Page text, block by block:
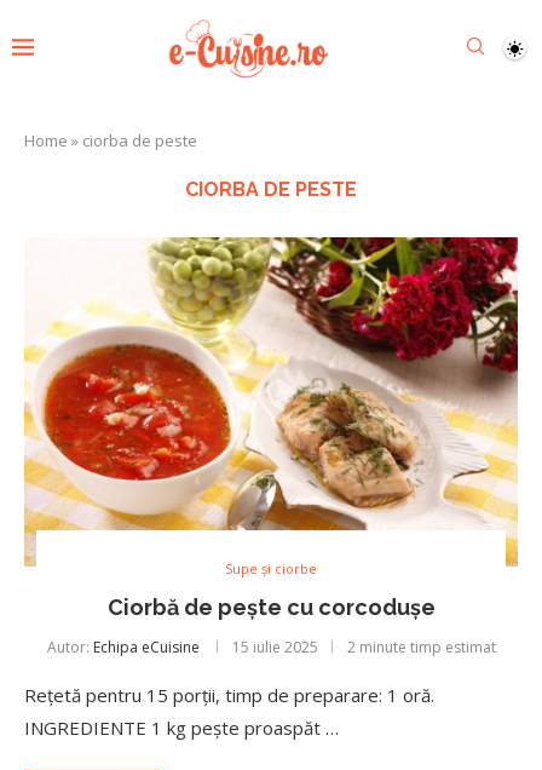
Home » ciorba de peste
CIORBA DE PESTE
Supe și ciorbe
Ciorbă de pește cu corcodușe
Autor: Echipa eCuisine 15 iulie 2025 2 minute timp estimat
Rețetă pentru 15 porţii, timp de preparare: 1 oră.
INGREDIENTE 1 kg pește proaspăt …